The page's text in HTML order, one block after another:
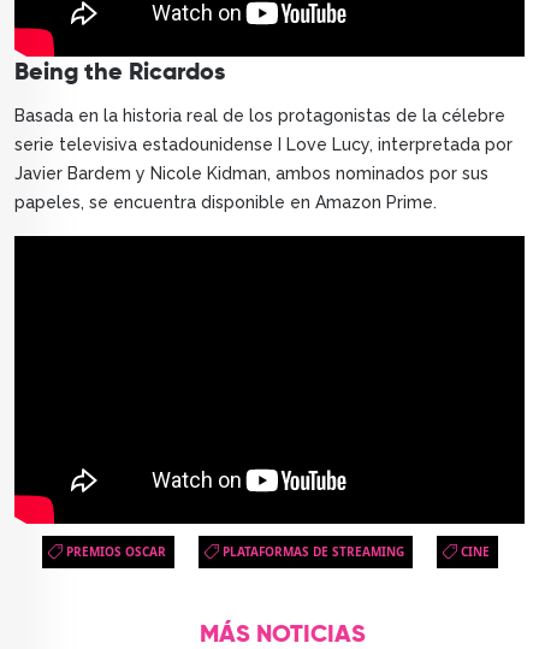
Being the Ricardos
Basada en la historia real de los protagonistas de la célebre
serie televisiva estadounidense I Love Lucy, interpretada por
Javier Bardem y Nicole Kidman, ambos nominados por sus
papeles, se encuentra disponible en Amazon Prime.
PREMIOS OSCAR PLATAFORMAS DE STREAMING CINE
MÁS NOTICIAS